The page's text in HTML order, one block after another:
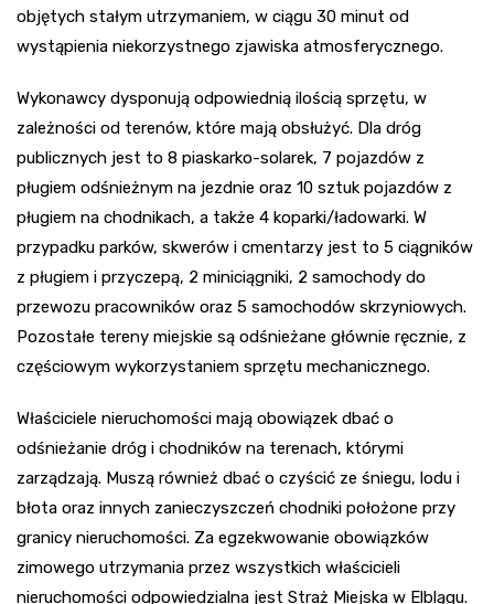
objętych stałym utrzymaniem, w ciągu 30 minut od
wystąpienia niekorzystnego zjawiska atmosferycznego.
Wykonawcy dysponują odpowiednią ilością sprzętu, w
zależności od terenów, które mają obsłużyć. Dla dróg
publicznych jest to 8 piaskarko-solarek, 7 pojazdów z
pługiem odśnieżnym na jezdnie oraz 10 sztuk pojazdów z
pługiem na chodnikach, a także 4 koparki/ładowarki. W
przypadku parków, skwerów i cmentarzy jest to 5 ciągników
z pługiem i przyczepą, 2 miniciągniki, 2 samochody do
przewozu pracowników oraz 5 samochodów skrzyniowych.
Pozostałe tereny miejskie są odśnieżane głównie ręcznie, z
częściowym wykorzystaniem sprzętu mechanicznego.
Właściciele nieruchomości mają obowiązek dbać o
odśnieżanie dróg i chodników na terenach, którymi
zarządzają. Muszą również dbać o czyścić ze śniegu, lodu i
błota oraz innych zanieczyszczeń chodniki położone przy
granicy nieruchomości. Za egzekwowanie obowiązków
zimowego utrzymania przez wszystkich właścicieli
nieruchomości odpowiedzialna jest Straż Miejska w Elblągu.